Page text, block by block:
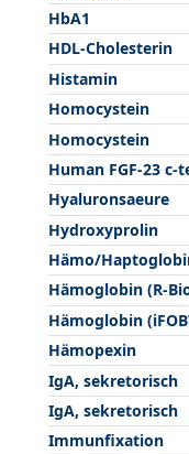
HbA1
HDL-Cholesterin
Histamin
Homocystein
Homocystein
Human FGF-23 c-
Hyaluronsaeure
Hydroxyprolin
Hämo/
Hämoglobin (R-
Hämoglobin
Hämopexin
IgA, sekretorisch
IgA, sekretorisch
Immunfixation